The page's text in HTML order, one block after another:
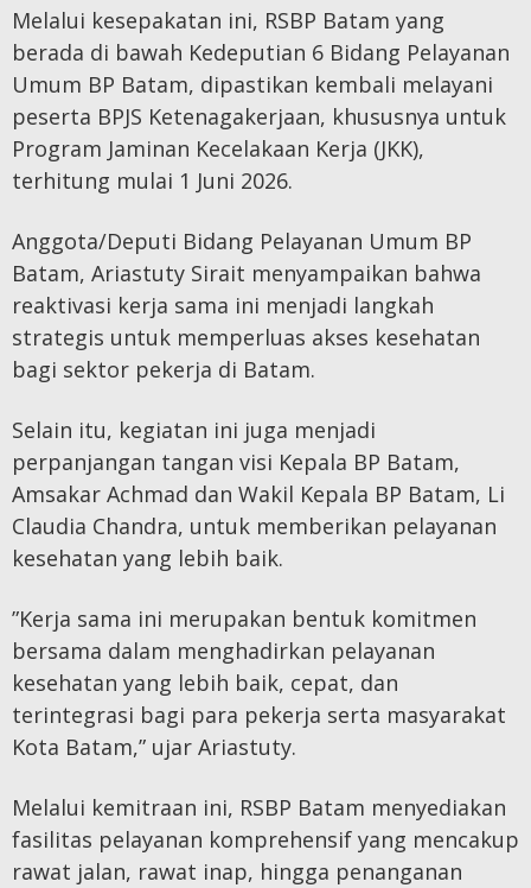
Melalui kesepakatan ini, RSBP Batam yang
berada di bawah Kedeputian 6 Bidang Pelayanan
Umum BP Batam, dipastikan kembali melayani
peserta BPJS Ketenagakerjaan, khususnya untuk
Program Jaminan Kecelakaan Kerja (JKK),
terhitung mulai 1 Juni 2026.
Anggota/Deputi Bidang Pelayanan Umum BP
Batam, Ariastuty Sirait menyampaikan bahwa
reaktivasi kerja sama ini menjadi langkah
strategis untuk memperluas akses kesehatan
bagi sektor pekerja di Batam.
Selain itu, kegiatan ini juga menjadi
perpanjangan tangan visi Kepala BP Batam,
Amsakar Achmad dan Wakil Kepala BP Batam, Li
Claudia Chandra, untuk memberikan pelayanan
kesehatan yang lebih baik.
”Kerja sama ini merupakan bentuk komitmen
bersama dalam menghadirkan pelayanan
kesehatan yang lebih baik, cepat, dan
terintegrasi bagi para pekerja serta masyarakat
Kota Batam,” ujar Ariastuty.
Melalui kemitraan ini, RSBP Batam menyediakan
fasilitas pelayanan komprehensif yang mencakup
rawat jalan, rawat inap, hingga penanganan